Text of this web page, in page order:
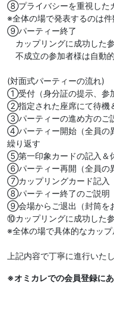
⑧プライバシーを重視した
※全体の場で発表するのは件
⑨パーティー終了
カップリングに成功した
不成立の参加者様は自動
(対面式パーティーの流れ)
①受付（身分証の提示、参
②指定された座席にて待機
③パーティーの進め方のご
④パーティー開始（全員の
繰り返す
⑤第一印象カードの記入＆
⑥パーティー再開（全員の
⑦カップリングカード記入
⑧パーティー終了のご説明
⑨会場からご退出（封筒を
⑩カップリングに成功した
※全体の場で具体的なカップ
上記内容で丁寧に進行いた
※オミカレでの会員登録に